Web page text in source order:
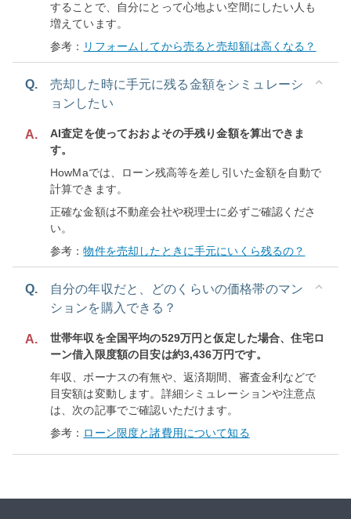
することで、自分にとって心地よい空間にしたい人も
増えています。
参考： リフォームしてから売ると売却額は高くなる？
Q.
売却した時に手元に残る金額をシミュレーシ
ョンしたい
A.
AI査定を使っておおよその手残り金額を算出できま
す。
HowMaでは、ローン残高等を差し引いた金額を自動で
計算できます。
正確な金額は不動産会社や税理士に必ずご確認くださ
い。
参考：物件を売却したときに手元にいくら残るの？
Q.
自分の年収だと、どのくらいの価格帯のマン
ションを購入できる？
A.
世帯年収を全国平均の529万円と仮定した場合、住宅ロ
ーン借入限度額の目安は約3,436万円です。
年収、ボーナスの有無や、返済期間、審査金利などで
目安額は変動します。詳細シミュレーションや注意点
は、次の記事でご確認いただけます。
参考： ローン限度と諸費用について知る